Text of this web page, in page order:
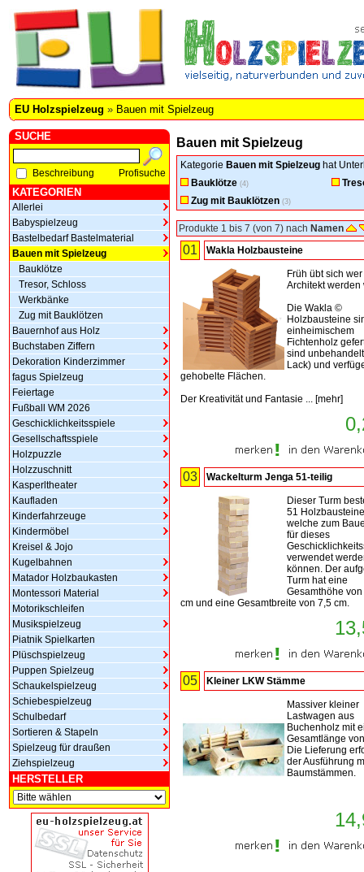
EU Holzspielzeug » Bauen mit Spielzeug
SUCHE
Beschreibung Profisuche
KATEGORIEN
Allerlei
Babyspielzeug
Bastelbedarf Bastelmaterial
Bauen mit Spielzeug
Bauklötze
Tresor, Schloss
Werkbänke
Zug mit Bauklötzen
Bauernhof aus Holz
Buchstaben Ziffern
Dekoration Kinderzimmer
fagus Spielzeug
Feiertage
Fußball WM 2026
Geschicklichkeitsspiele
Gesellschaftsspiele
Holzpuzzle
Holzzuschnitt
Kasperltheater
Kaufladen
Kinderfahrzeuge
Kindermöbel
Kreisel & Jojo
Kugelbahnen
Matador Holzbaukasten
Montessori Material
Motorikschleifen
Musikspielzeug
Piatnik Spielkarten
Plüschspielzeug
Puppen Spielzeug
Schaukelspielzeug
Schiebespielzeug
Schulbedarf
Sortieren & Stapeln
Spielzeug für draußen
Ziehspielzeug
HERSTELLER
Bauen mit Spielzeug
Kategorie Bauen mit Spielzeug hat
Bauklötze (4)
Zug mit Bauklötzen (3)
Produkte 1 bis 7 (von 7) nach Namen
01 Wakla Holzbausteine
Früh übt sich
Architekt werden
Die Wakla ©
Holzbausteine
einheimischem
Fichtenholz
sind
Lack) und
gehobelte Flächen.
Der Kreativität und Fantasie ... [mehr]
03 Wackelturm Jenga 51-teilig
Dieser Turm
51
welche zum
für dieses
verwendet
können. Der
Turm hat eine
Gesamthöhe
cm und eine Gesamtbreite von 7,5 cm.
05 Kleiner LKW Stämme
Massiver kleiner
Lastwagen aus
Buchenholz mit
Gesamtlänge
Die Lieferung
der Ausführung
Baumstämmen.